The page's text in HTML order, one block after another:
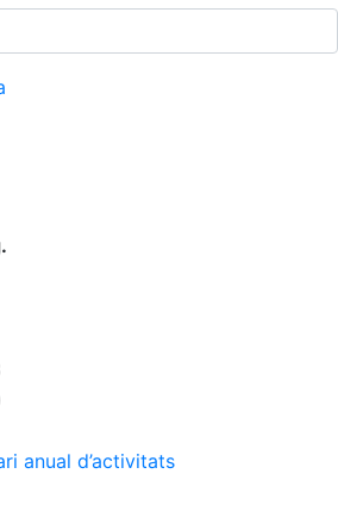
Talks
Socials
Restaurants
anual d’activitats